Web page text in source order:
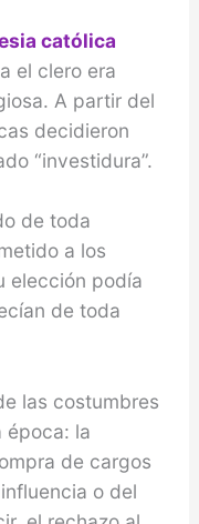
católica
el clero era
A partir del
decidieron
“investidura”.
de toda
a los
elección podía
de toda
las costumbres
época: la
de cargos
o del